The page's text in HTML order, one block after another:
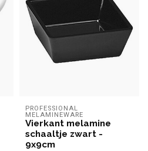
PROFESSIONAL
MELAMINEWARE
Vierkant melamine
schaaltje zwart -
9x9cm